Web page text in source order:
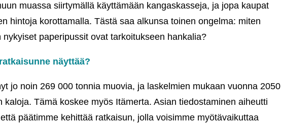
muassa siirtymällä käyttämään kangaskasseja, ja jopa kaupat
hintoja korottamalla. Tästä saa alkunsa toinen ongelma: miten
paperipussit ovat tarkoitukseen hankalia?
näyttää?
jo noin 269 000 tonnia muovia, ja laskelmien mukaan vuonna 2050
Tämä koskee myös Itämerta. Asian tiedostaminen aiheutti
päätimme kehittää ratkaisun, jolla voisimme myötävaikuttaa